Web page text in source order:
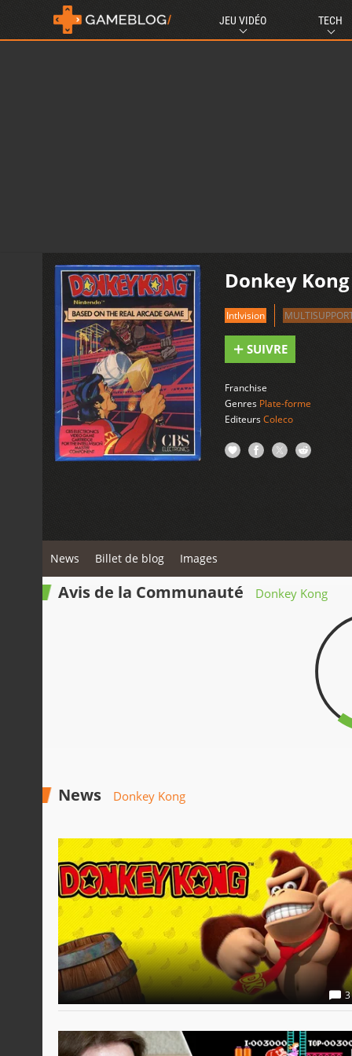
JEU VIDÉO TECH
Donkey
Intlvision
SUIVRE
Franchise
Genres Plate-forme
EditeursColeco
News Billet de blog Images
Avis de la Communauté Donkey Kong
News Donkey Kong
3